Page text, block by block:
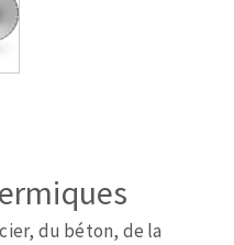
du béton, de la